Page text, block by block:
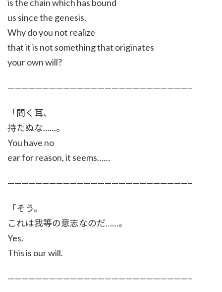
is the chain which has bound
us since the genesis.
Why do you not realize
that it is not something that originates
your own will?
——————————————————————————–
「聞く耳、
持たぬな……。
You have no
ear for reason, it seems……
——————————————————————————–
「そう。
これは我等の意志なのだ……。
Yes.
This is our will.
——————————————————————————–